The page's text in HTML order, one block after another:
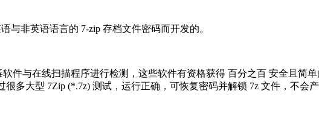
与非英语语言的 7-zip 存档文件密码而开发的。
件与在线扫描程序进行检测，这些软件有资格获得 百分之百 安全且简
很多大型 7Zip (*.7z) 测试，运行正确，可恢复密码并解锁 7z 文件，不会